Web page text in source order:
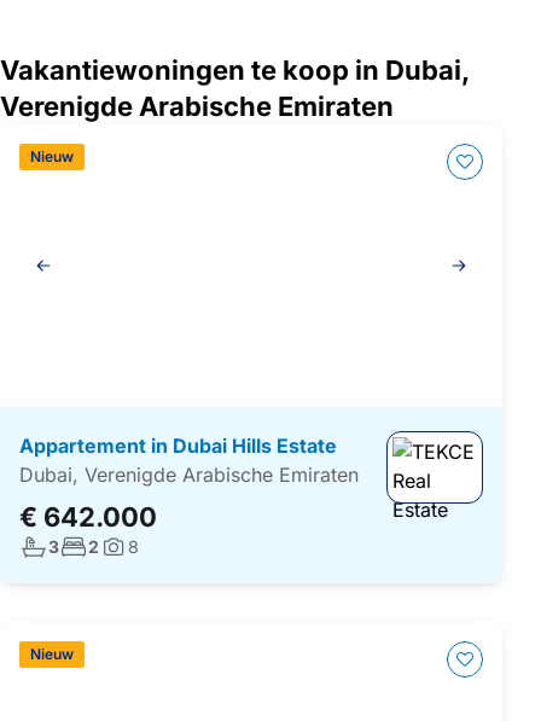
Vakantiewoningen te koop in Dubai,
Verenigde Arabische Emiraten
Galerij
Appartement in Dubai Hills Estate
Dubai, Verenigde Arabische Emiraten
€ 642.000
Nieuw
Aantal badkamers:
3Aantal slaapkamers:
2 Foto's:
8
Nieuw